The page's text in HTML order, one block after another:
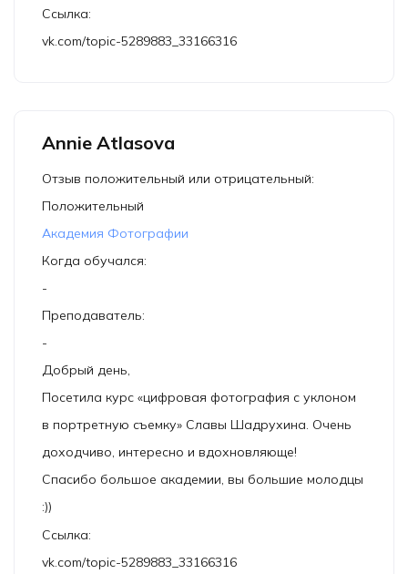
Ссылка:
vk.com/topic-5289883_33166316
Annie Atlasova
Отзыв положительный или отрицательный:
Положительный
Академия Фотографии
Когда обучался:
-
Преподаватель:
-
Добрый день,
Посетила курс «цифровая фотография с уклоном
в портретную съемку» Славы Шадрухина. Очень
доходчиво, интересно и вдохновляюще!
Спасибо большое академии, вы большие молодцы
:))
Ссылка:
vk.com/topic-5289883_33166316